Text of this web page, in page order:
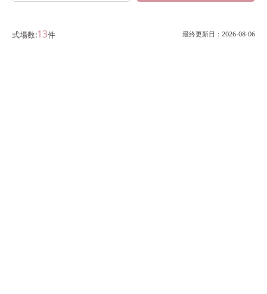
式場数:13件 最終更新日： 2026-08-06